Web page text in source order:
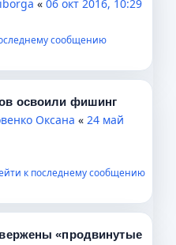
« 06 окт 2016, 10:29
сообщению
освоили фишинг
Оксана « 24 май
к последнему сообщению
«продвинутые